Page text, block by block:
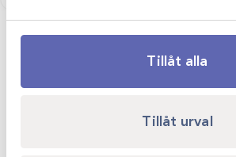
Tillåt alla
Tillåt urval